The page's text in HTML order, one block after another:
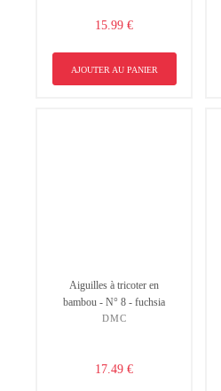
15.99 €
AJOUTER AU PANIER
Aiguilles à tricoter en
bambou - N° 8 - fuchsia
DMC
17.49 €